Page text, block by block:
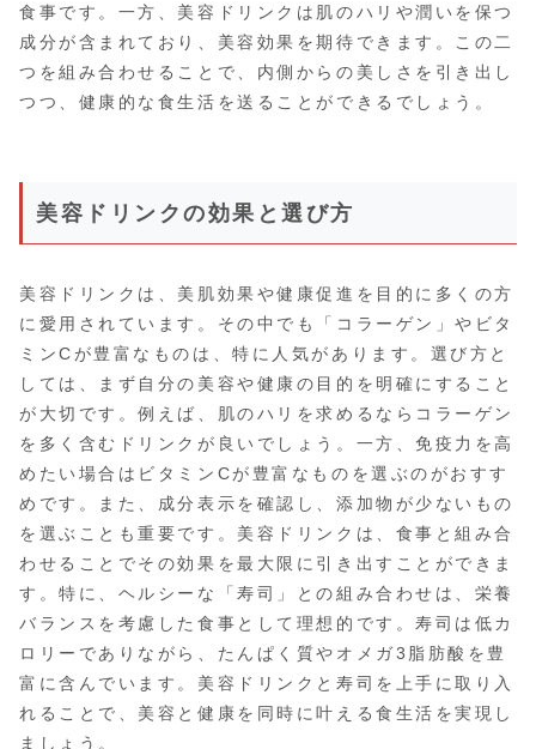
食事です。一方、美容ドリンクは肌のハリや潤いを保つ
成分が含まれており、美容効果を期待できます。この二
つを組み合わせることで、内側からの美しさを引き出し
つつ、健康的な食生活を送ることができるでしょう。
美容ドリンクの効果と選び方
美容ドリンクは、美肌効果や健康促進を目的に多くの方
に愛用されています。その中でも「コラーゲン」やビタ
ミンCが豊富なものは、特に人気があります。選び方と
しては、まず自分の美容や健康の目的を明確にすること
が大切です。例えば、肌のハリを求めるならコラーゲン
を多く含むドリンクが良いでしょう。一方、免疫力を高
めたい場合はビタミンCが豊富なものを選ぶのがおすす
めです。また、成分表示を確認し、添加物が少ないもの
を選ぶことも重要です。美容ドリンクは、食事と組み合
わせることでその効果を最大限に引き出すことができま
す。特に、ヘルシーな「寿司」との組み合わせは、栄養
バランスを考慮した食事として理想的です。寿司は低カ
ロリーでありながら、たんぱく質やオメガ3脂肪酸を豊
富に含んでいます。美容ドリンクと寿司を上手に取り入
れることで、美容と健康を同時に叶える食生活を実現し
ましょう。